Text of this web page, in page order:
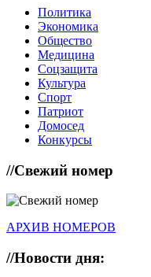
Политика
Экономика
Общество
Медицина
Соцзащита
Культура
Спорт
Патриот
Домосед
Конкурсы
//Свежий номер
АРХИВ НОМЕРОВ
//Новости дня: